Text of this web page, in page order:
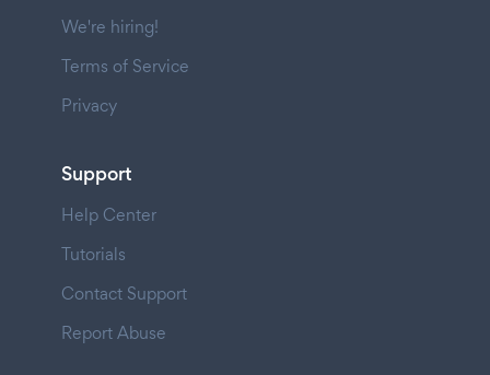
We're hiring!
Terms of Service
Privacy
Support
Help Center
Tutorials
Contact Support
Report Abuse